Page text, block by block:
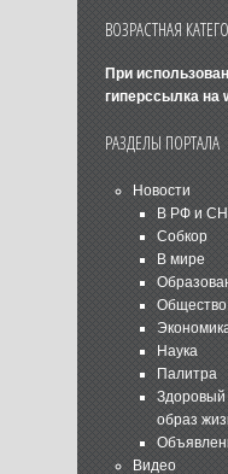
ВОЗРАСТНАЯ
При
гиперссылка на
РАЗДЕЛЫ ПОРТАЛА
Новости
В РФ и
Собкор
В мире
Общество
Наука
Палитра
Здоровый
образ
Видео